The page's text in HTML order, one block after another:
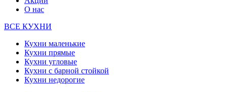
О нас
ВСЕ КУХНИ
Кухни маленькие
Кухни прямые
Кухни угловые
Кухни с барной стойкой
Кухни недорогие